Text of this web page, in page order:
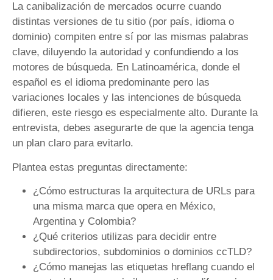
La canibalización de mercados ocurre cuando
distintas versiones de tu sitio (por país, idioma o
dominio) compiten entre sí por las mismas palabras
clave, diluyendo la autoridad y confundiendo a los
motores de búsqueda. En Latinoamérica, donde el
español es el idioma predominante pero las
variaciones locales y las intenciones de búsqueda
difieren, este riesgo es especialmente alto. Durante la
entrevista, debes asegurarte de que la agencia tenga
un plan claro para evitarlo.
Plantea estas preguntas directamente:
¿Cómo estructuras la arquitectura de URLs para
una misma marca que opera en México,
Argentina y Colombia?
¿Qué criterios utilizas para decidir entre
subdirectorios, subdominios o dominios ccTLD?
¿Cómo manejas las etiquetas hreflang cuando el